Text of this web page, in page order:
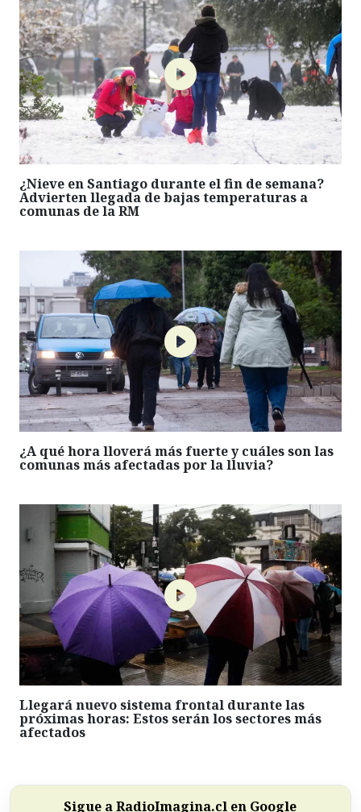
¿Nieve en Santiago durante el fin de semana?
Advierten llegada de bajas temperaturas a
comunas de la RM
¿A qué hora lloverá más fuerte y cuáles son las
comunas más afectadas por la lluvia?
Llegará nuevo sistema frontal durante las
próximas horas: Estos serán los sectores más
afectados
Sigue a RadioImagina.cl en Google